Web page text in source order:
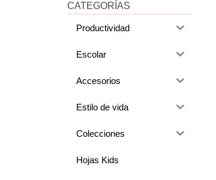
CATEGORÍAS
Productividad
Escolar
Accesorios
Estilo de vida
Colecciones
Hojas Kids